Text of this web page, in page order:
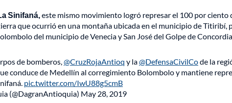
Sinifaná,este mismo movimiento logró represar el 100 por ciento
que ocurrió en una montaña ubicada en el municipio de Titiribí,
del municipio de Venecia y San José del Golpe de
de bomberos,@CruzRojaAntioq y la@DefensaCivilCode la
conduce de Medellín al corregimiento Bolombolo y mantiene
pic.twitter.com/IwU88g5cmB
(@DagranAntioquia) May 28, 2019